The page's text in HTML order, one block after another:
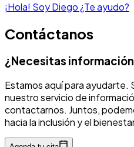
¡Hola! Soy Diego ¿Te ayudo?
Contáctanos
¿Necesitas
Estamos aquí para ayudarte.
nuestro servicio de
contactarnos. Juntos,
hacia la inclusión y el